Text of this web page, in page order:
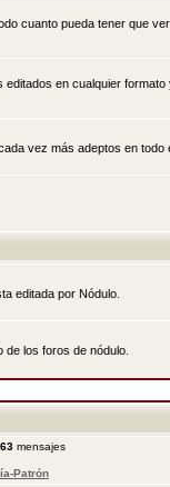
cuanto pueda tener que
en cualquier
vez más adeptos en todo
editada por Nódulo.
los foros de nódulo.
mensajes
Patrón